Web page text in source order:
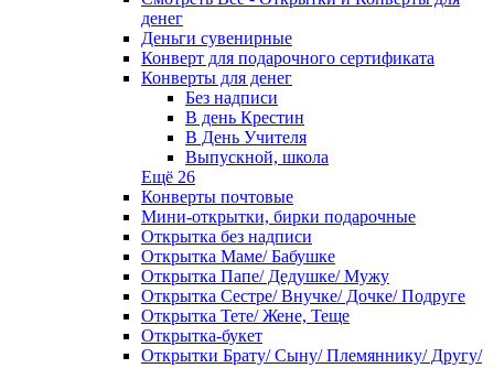
денег
Деньги сувенирные
Конверт для подарочного сертификата
Конверты для денег
Без надписи
В день Крестин
В День Учителя
Выпускной, школа
Ещё 26
Конверты почтовые
Мини-открытки, бирки подарочные
Открытка без надписи
Открытка Маме/ Бабушке
Открытка Папе/ Дедушке/ Мужу
Открытка Сестре/ Внучке/ Дочке/ Подруге
Открытка Тете/ Жене, Теще
Открытка-букет
Открытки Брату/ Сыну/ Племяннику/ Другу/